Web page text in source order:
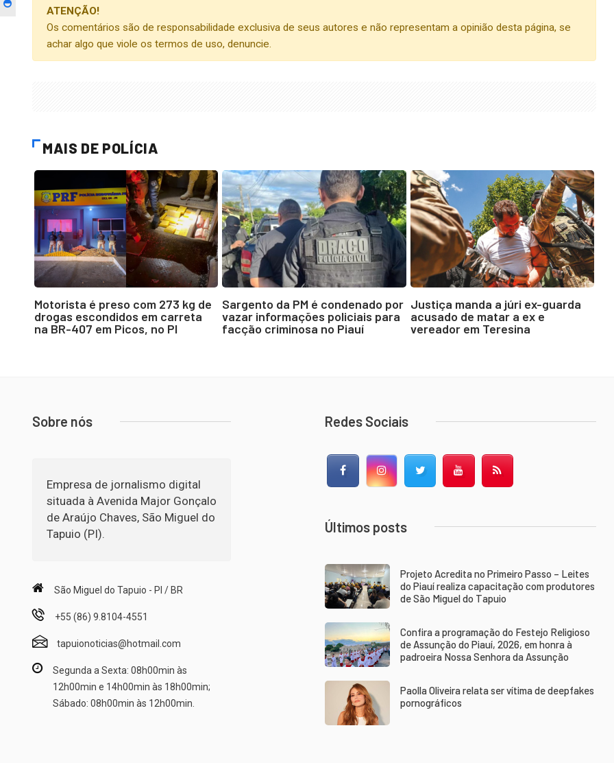
ATENÇÃO!
Os comentários são de responsabilidade exclusiva de seus autores e não representam a opinião desta página, se
achar algo que viole os termos de uso, denuncie.
MAIS DE POLÍCIA
Motorista é preso com 273 kg de
drogas escondidos em carreta
na BR-407 em Picos, no PI
Sargento da PM é condenado por
vazar informações policiais para
facção criminosa no Piauí
Justiça manda a júri ex-guarda
acusado de matar a ex e
vereador em Teresina
Sobre nós
Empresa de jornalismo digital
situada à Avenida Major Gonçalo
de Araújo Chaves, São Miguel do
Tapuio (PI).
São Miguel do Tapuio - PI / BR
+55 (86) 9.8104-4551
tapuionoticias@hotmail.com
Segunda a Sexta: 08h00min às
12h00min e 14h00min às 18h00min;
Sábado: 08h00min às 12h00min.
Redes Sociais
FacebookInstagram Twitter YouTube
Últimos posts
Projeto Acredita no Primeiro Passo – Leites
do Piauí realiza capacitação com produtores
de São Miguel do Tapuio
Confira a programação do Festejo Religioso
de Assunção do Piauí, 2026, em honra à
padroeira Nossa Senhora da Assunção
Paolla Oliveira relata ser vítima de deepfakes
pornográficos